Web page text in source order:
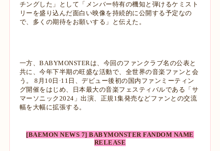
チングした」として「メンバー特有の機知と弾けるケミスト
リーを盛り込んだ面白い映像を持続的に公開する予定なの
で、多くの期待をお願いする」と伝えた。
一方、BABYMONSTERは、今回のファンクラブ名の公表と
共に、今年下半期の旺盛な活動で、全世界の音楽ファンと会
う。 8月10日·11日、デビュー後初の国内ファンミーティン
グ開催をはじめ、日本最大の音楽フェスティバルである「サ
マーソニック2024」出演、正規1集発売などファンとの交流
幅を大幅に拡張する。
[BAEMON NEWS 7] BABYMONSTER FANDOM NAME
RELEASE